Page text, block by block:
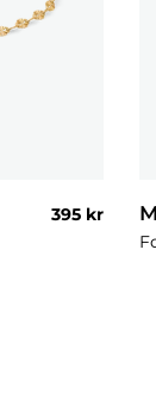
Normal
395 kr